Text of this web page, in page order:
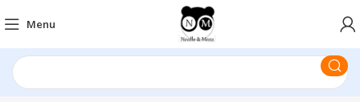
Menu